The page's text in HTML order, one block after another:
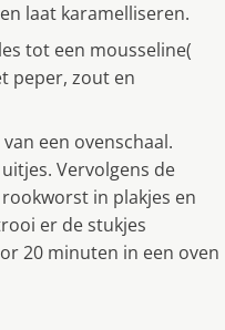
laat karamelliseren.
tot een mousseline(
peper, zout en
een ovenschaal.
Vervolgens de
in plakjes en
er de stukjes
20 minuten in een oven